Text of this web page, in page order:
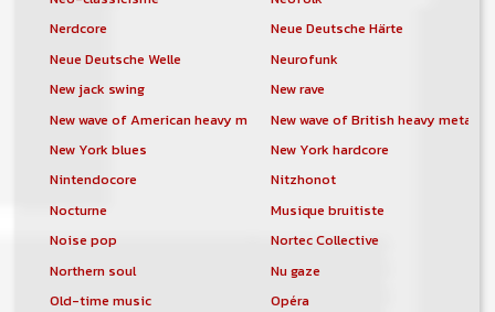
Nerdcore
Neue Deutsche Härte
Neue Deutsche Welle
Neurofunk
New jack swing
New rave
New wave of American heavy metalNew wave of British heavy metal
New York blues
New York hardcore
Nintendocore
Nitzhonot
Nocturne
Musique bruitiste
Noise pop
Nortec Collective
Northern soul
Nu gaze
Old-time music
Opéra